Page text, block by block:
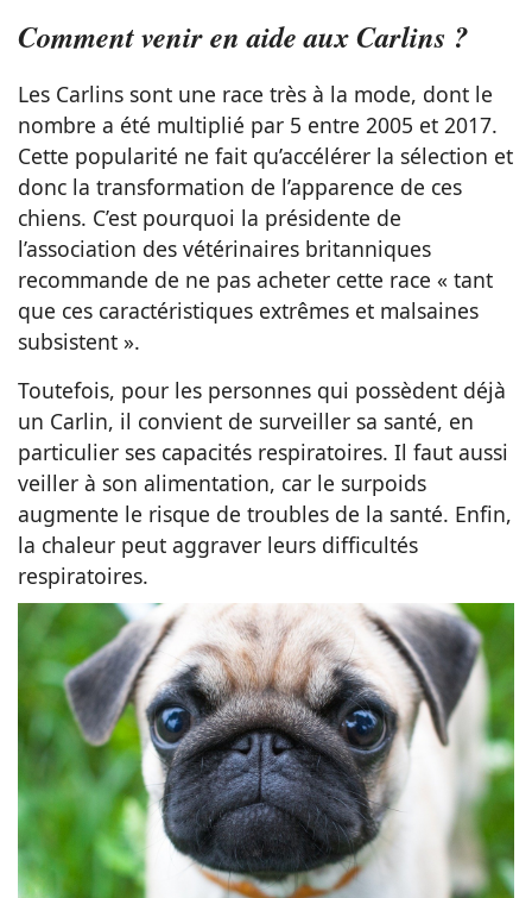
Comment venir en aide aux Carlins ?
Les Carlins sont une race très à la mode, dont le
nombre a été multiplié par 5 entre 2005 et 2017.
Cette popularité ne fait qu’accélérer la sélection et
donc la transformation de l’apparence de ces
chiens. C’est pourquoi la présidente de
l’association des vétérinaires britanniques
recommande de ne pas acheter cette race « tant
que ces caractéristiques extrêmes et malsaines
subsistent ».
Toutefois, pour les personnes qui possèdent déjà
un Carlin, il convient de surveiller sa santé, en
particulier ses capacités respiratoires. Il faut aussi
veiller à son alimentation, car le surpoids
augmente le risque de troubles de la santé. Enfin,
la chaleur peut aggraver leurs difficultés
respiratoires.